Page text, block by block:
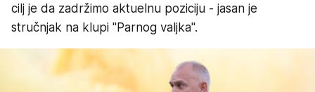
cilj je da zadržimo aktuelnu poziciju - jasan je
stručnjak na klupi "Parnog valjka".